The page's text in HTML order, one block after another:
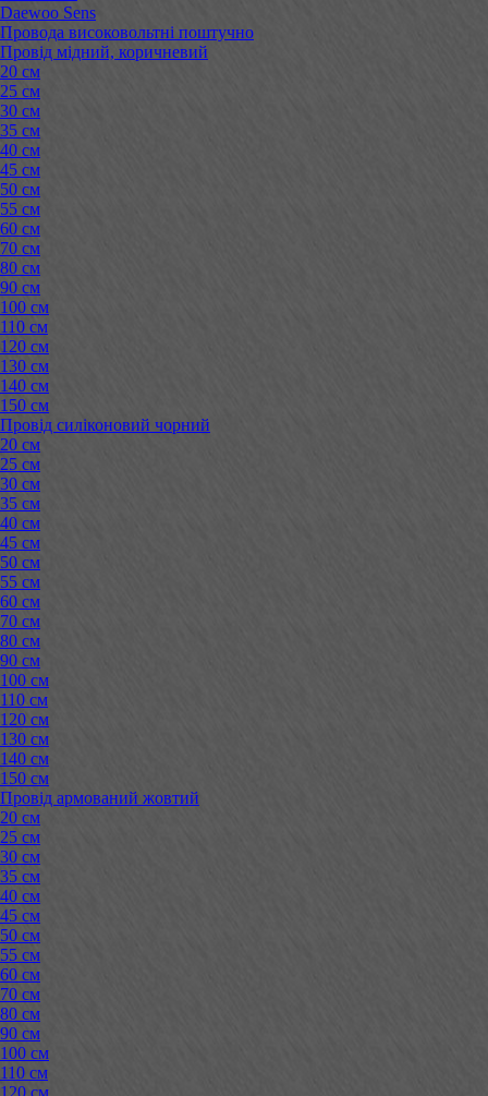
Daewoo Sens
Провода високовольтні поштучно
Провід мідний, коричневий
20 см
25 см
30 см
35 см
40 см
45 см
50 см
55 см
60 см
70 см
80 см
90 см
100 см
110 см
120 см
130 см
140 см
150 см
Провід силіконовий чорний
20 см
25 см
30 см
35 см
40 см
45 см
50 см
55 см
60 см
70 см
80 см
90 см
100 см
110 см
120 см
130 см
140 см
150 см
Провід армований жовтий
20 см
25 см
30 см
35 см
40 см
45 см
50 см
55 см
60 см
70 см
80 см
90 см
100 см
110 см
120 см